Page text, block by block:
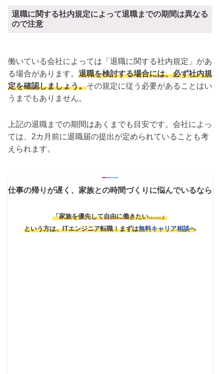
退職に関する社内規定によって退職までの期間は異なる
ので注意
働いている会社によっては「退職に関する社内規定」があ
る場合があります。 退職を検討する場合には、必ず社内規
定を確認しましょう。その規定に従う必要があることはい
うまでもありません。
上記の退職までの期間はあくまでも目安です。会社によっ
ては、2カ月前に退職届の提出が定められていることも考
えられます。
仕事の帰りが遅く、家族との時間づくりに悩んでいるなら
「家族を優先して自由に働きたい……」
という方は、ITエンジニア転職！まずは無料キャリア相談へ